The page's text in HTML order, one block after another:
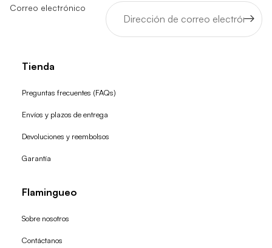
Correo electrónico
Tienda
Preguntas frecuentes (FAQs)
Envíos y plazos de entrega
Devoluciones y reembolsos
Garantía
Flamingueo
Sobre nosotros
Contáctanos